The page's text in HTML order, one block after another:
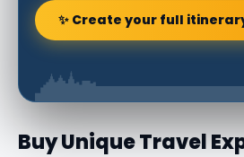
✨ Create your full
Buy Unique Travel